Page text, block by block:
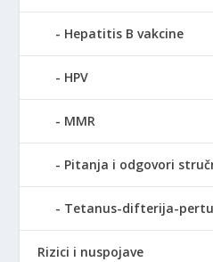
Hepatitis B vakcine
HPV
MMR
Pitanja i odgovori
Tetanus-difterija-
Rizici i nuspojave